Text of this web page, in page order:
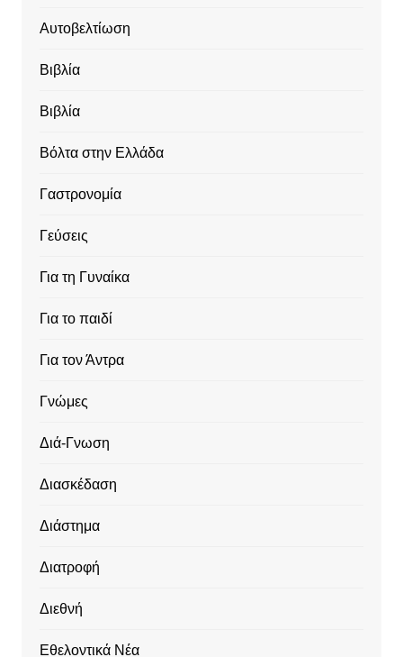
Αυτοβελτίωση
Βιβλία
Βιβλία
Βόλτα στην Ελλάδα
Γαστρονομία
Γεύσεις
Για τη Γυναίκα
Για το παιδί
Για τον Άντρα
Γνώμες
Διά-Γνωση
Διασκέδαση
Διάστημα
Διατροφή
Διεθνή
Εθελοντικά Νέα